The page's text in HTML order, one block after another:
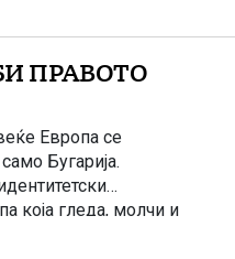
ПРАВОТО
Европа се
Бугарија.
која гледа, молчи и
корист на